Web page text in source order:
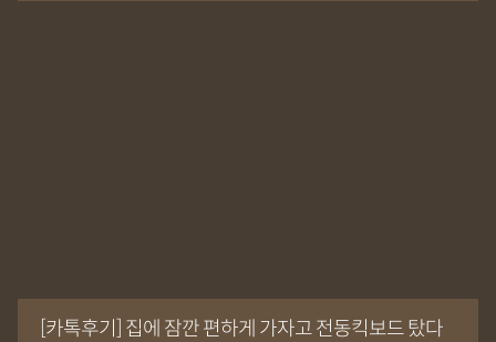
[카톡후기] 집에 잠깐 편하게 가자고 전동킥보드 탔다